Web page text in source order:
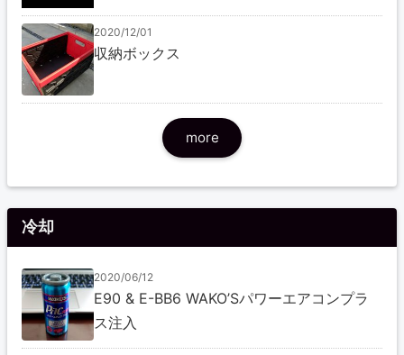
2020/12/01
収納ボックス
more
冷却
2020/06/12
E90 & E-BB6 WAKO’Sパワーエアコンプラ
ス注入